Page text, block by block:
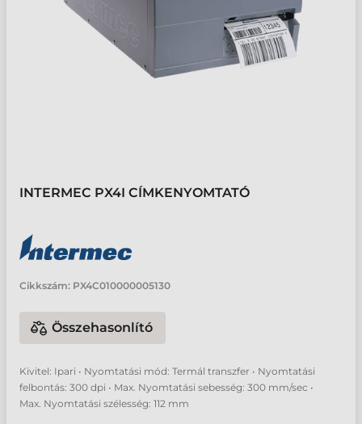
INTERMEC PX4I CÍMKENYOMTATÓ
Cikkszám: PX4C010000005130
Összehasonlító
Kivitel: Ipari • Nyomtatási mód: Termál transzfer • Nyomtatási
felbontás: 300 dpi • Max. Nyomtatási sebesség: 300 mm/sec •
Max. Nyomtatási szélesség: 112 mm